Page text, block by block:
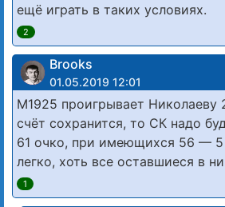
ещё играть в таких условиях.
2
Brooks
01.05.2019 12:01
М1925 проигрывает Николаеву
счёт сохранится, то СК надо
61 очко, при имеющихся 56 —
легко, хоть все оставшиеся в
1